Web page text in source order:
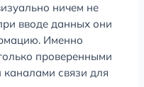
ничем не
вводе данных они
Именно
проверенными
связи для